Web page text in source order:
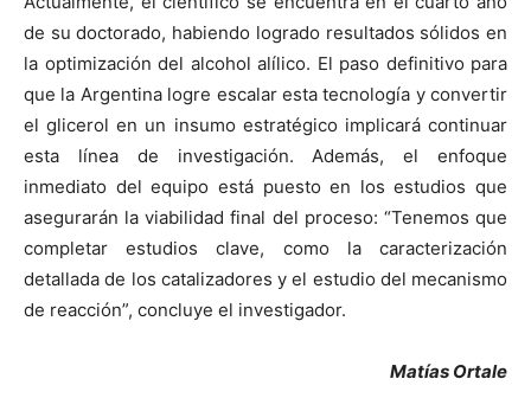
de su doctorado, habiendo logrado resultados sólidos en
la optimización del alcohol alílico. El paso definitivo para
que la Argentina logre escalar esta tecnología y convertir
el glicerol en un insumo estratégico implicará continuar
esta línea de investigación. Además, el enfoque
inmediato del equipo está puesto en los estudios que
asegurarán la viabilidad final del proceso: “Tenemos que
completar estudios clave, como la caracterización
detallada de los catalizadores y el estudio del mecanismo
de reacción”, concluye el investigador.
Matías Ortale